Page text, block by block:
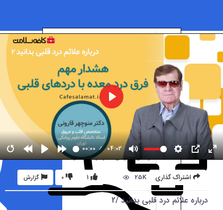
00:00 04:02
اشتراک گذاری 25K گزارش 0 1
درباره علائم درد قلبی بدانید /2